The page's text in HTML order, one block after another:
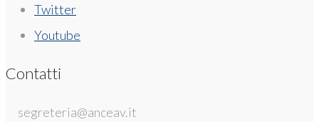
Twitter
Youtube
Contatti
segreteria@anceav.it